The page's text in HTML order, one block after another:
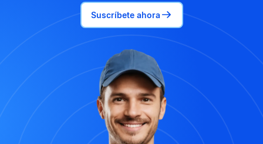
Suscríbete ahora